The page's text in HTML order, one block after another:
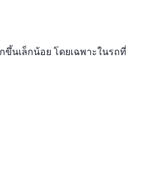
ขึ้นเล็กน้อย โดยเฉพาะในรถที่